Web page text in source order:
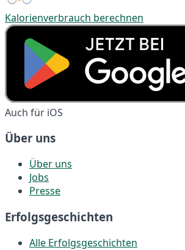
Kalorienverbrauch berechnen
Auch für iOS
Über uns
Über uns
Jobs
Presse
Erfolgsgeschichten
Alle Erfolgsgeschichten